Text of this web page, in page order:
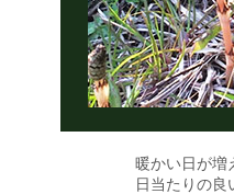
暖かい日が増
日当たりの良